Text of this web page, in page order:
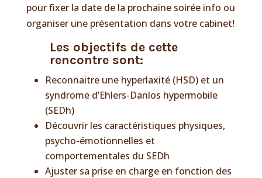
pour fixer la date de la prochaine soirée info ou
organiser une présentation dans votre cabinet!
Les objectifs de cette
rencontre sont:
Reconnaitre une hyperlaxité (HSD) et un
syndrome d’Ehlers-Danlos hypermobile
(SEDh)
Découvrir les caractéristiques physiques,
psycho-émotionnelles et
comportementales du SEDh
Ajuster sa prise en charge en fonction des